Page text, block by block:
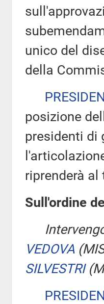
unico del
della
posizione
presidenti di
riprenderà
Sull'ordine
VEDOVA
SILVESTRI